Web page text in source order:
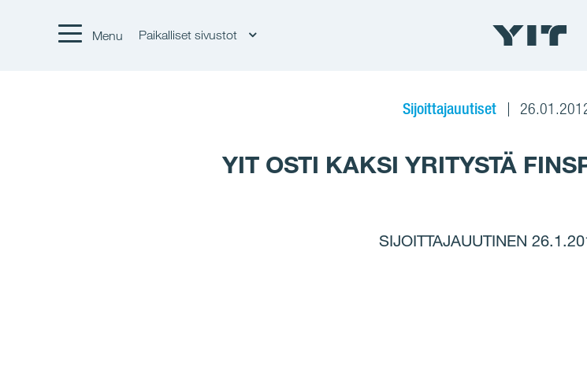
Menu Paikalliset sivustot
Sijoittajauutiset
YIT OSTI KAKSI YRITYSTÄ
SIJOITTAJAUUTINEN